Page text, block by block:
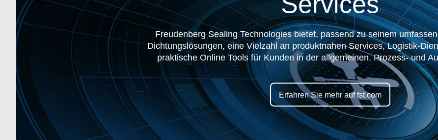
Freudenberg Sealing Technologies bietet, passend zu seinem
Dichtungslösungen, eine Vielzahl an produktnahen Services, Logistik-
praktische Online Tools für Kunden in der allgemeinen, Prozess- und
Erfahren Sie mehr auf fst.com